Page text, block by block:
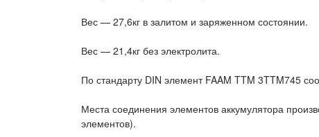
Вес — 27,6кг в залитом и заряженном состоянии.
Вес — 21,4кг без электролита.
По стандарту DIN элемент FAAM TTM 3TTM745
Места соединения элементов аккумулятора
элементов).